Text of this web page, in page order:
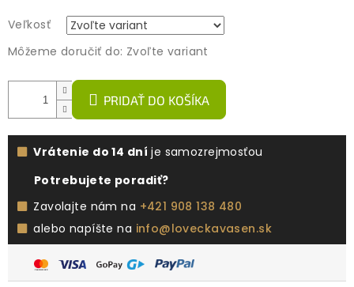
Veľkosť
Môžeme doručiť do: Zvoľte variant
PRIDAŤ DO KOŠÍKA
Vrátenie do 14 dní je samozrejmosťou
Potrebujete poradiť?
Zavolajte nám na +421 908 138 480
alebo napíšte na info@loveckavasen.sk